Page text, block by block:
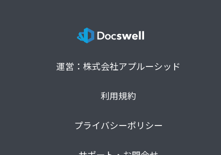
運営：株式会社アプルーシッド
利用規約
プライバシーポリシー